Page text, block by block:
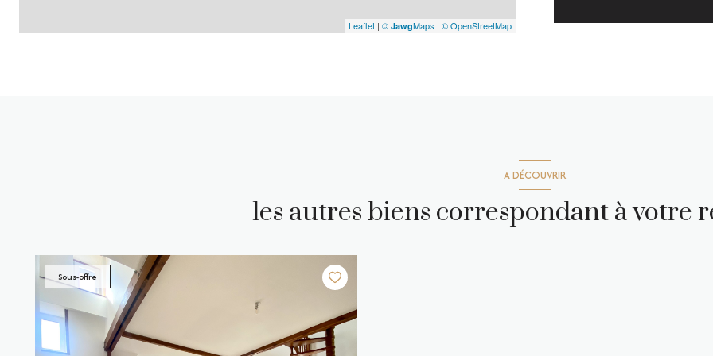
Leaflet | © JawgMaps | © OpenStreetMap
A DÉCOUVRIR
les autres biens correspondant à votre
Sous-offre